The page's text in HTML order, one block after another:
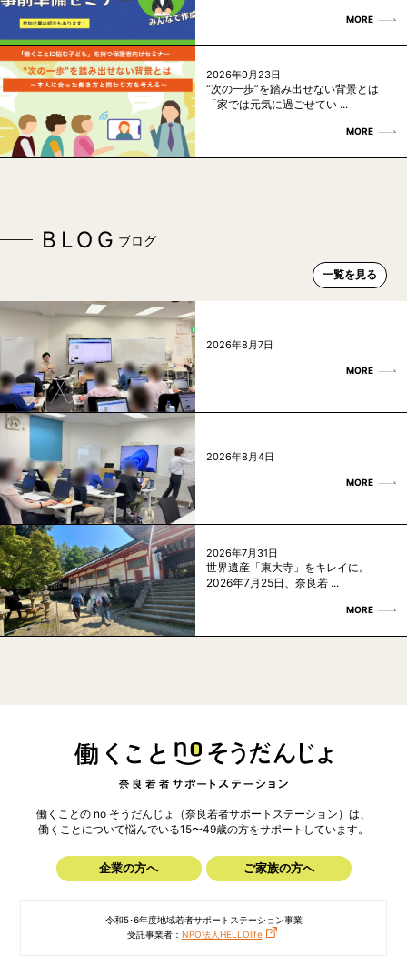
MORE
2026年9月23日
“次の一歩”を踏み出せない背景とは
「家では元気に過ごせてい ...
MORE
BLOG ブログ
一覧を見る
2026年8月7日
MORE
2026年8月4日
MORE
2026年7月31日
世界遺産「東大寺」をキレイに。
2026年7月25日、奈良若 ...
MORE
働くことの no そうだんじょ（奈良若者サポートステーション）は、
働くことについて悩んでいる15〜49歳の方をサポートしています。
企業の方へ ご家族の方へ
令和5･6年度地域若者サポートステーション事業
受託事業者： NPO法人HELLOlife